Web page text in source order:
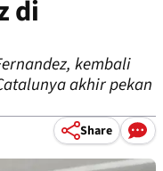
di
kembali
akhir pekan
Share